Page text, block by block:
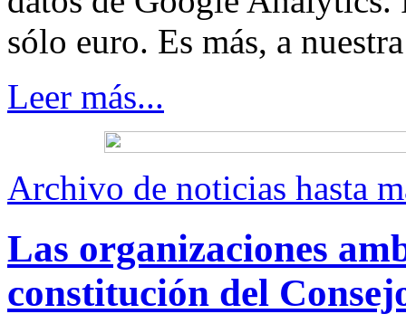
sólo euro. Es más, a
Leer más...
Archivo de noticias hasta
Las organizaciones
constitución del